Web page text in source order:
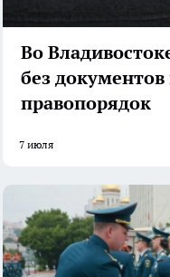
Во
без
правопорядок
7 июля